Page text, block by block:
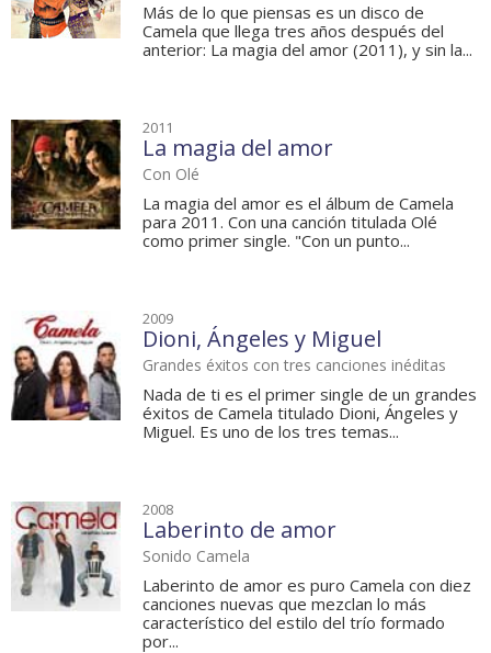
Más de lo que piensas es un disco de
Camela que llega tres años después del
anterior: La magia del amor (2011), y sin la...
2011
La magia del amor
Con Olé
La magia del amor es el álbum de Camela
para 2011. Con una canción titulada Olé
como primer single. "Con un punto...
2009
Dioni, Ángeles y Miguel
Grandes éxitos con tres canciones inéditas
Nada de ti es el primer single de un grandes
éxitos de Camela titulado Dioni, Ángeles y
Miguel. Es uno de los tres temas...
2008
Laberinto de amor
Sonido Camela
Laberinto de amor es puro Camela con diez
canciones nuevas que mezclan lo más
característico del estilo del trío formado
por...